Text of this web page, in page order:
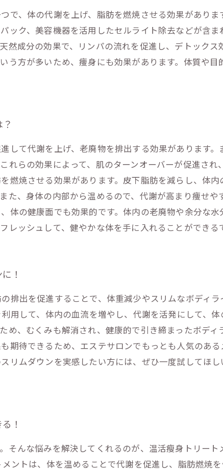
で、体の代謝を上げ、脂肪を燃焼させる効果があり
ック、美容機器を活用したセルライト除去などが含
然成分の効果で、リンパの流れを促進し、デトック
う方が多いため、痩身にも効果があります。体質や
して代謝を上げ、老廃物を排出する効果があります。
れらの効果によって、肌のターンオーバーが促進され
燃焼させる効果があります。皮下脂肪を減らし、体
た、身体の内部から温めるので、代謝が高まり痩せ
体の健康面でも効果的です。体内の老廃物や余分な
レッシュして、健やかな体を手に入れることができる
！
排出を促進することで、体重減少やスリムなボディ
用して、体内の血流を増やし、代謝を活発にして、
め、むくみも解消され、健康的で引き締まったボデ
期待できるため、エステサロンでもっとも人気のあ
リムダウンを実感したい方には、ぜひ一度試してほ
！
そんな悩みを解決してくれるのが、温活瘦身トリー
ントは、体を温めることで代謝を促進し、脂肪燃焼